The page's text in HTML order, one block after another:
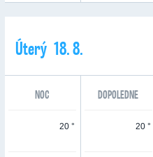
Úterý 18. 8.
NOC DOPOLEDNE
20 ° 20 °